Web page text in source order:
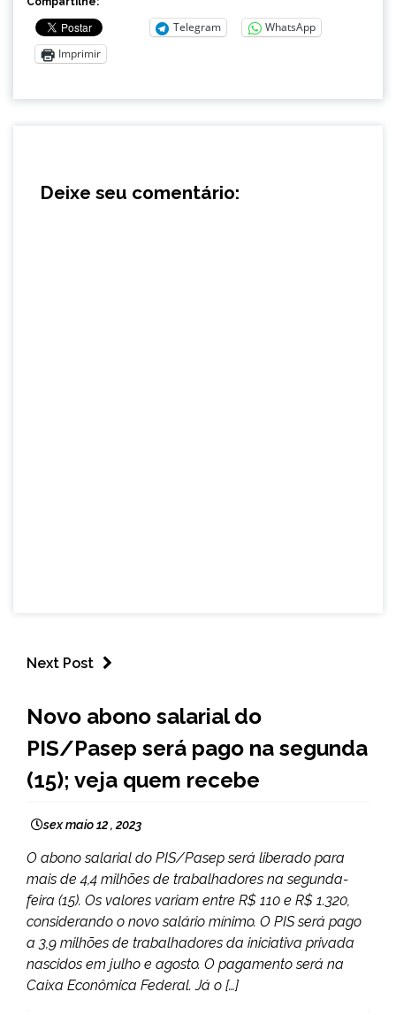
Telegram
WhatsApp
Imprimir
Deixe seu comentário:
Next Post
NOTÍCIAS
Novo abono salarial do
PIS/Pasep será pago na segunda
(15); veja quem recebe
sex maio 12 , 2023
O abono salarial do PIS/Pasep será liberado para
mais de 4,4 milhões de trabalhadores na segunda-
feira (15). Os valores variam entre R$ 110 e R$ 1.320,
considerando o novo salário mínimo. O PIS será pago
a 3,9 milhões de trabalhadores da iniciativa privada
nascidos em julho e agosto. O pagamento será na
Caixa Econômica Federal. Já o […]